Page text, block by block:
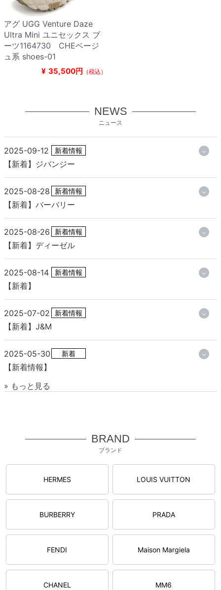
アグ UGG Venture Daze
Ultra Mini ユニセックス ブ
ーツ1164730 CHEベージ
ュ系 shoes-01
¥ 35,500円 （税込）
NEWS
ニュース
2025-09-12 新着情報
【新着】ジバンジー
2025-08-28 新着情報
【新着】バーバリー
2025-08-26 新着情報
【新着】ディーゼル
2025-08-14 新着情報
【新着】
2025-07-02 新着情報
【新着】J&M
2025-05-30 新着
【新着情報】
» もっと見る
BRAND
ブランド
HERMES LOUIS VUITTON
BURBERRY PRADA
FENDI Maison Margiela
CHANEL MM6